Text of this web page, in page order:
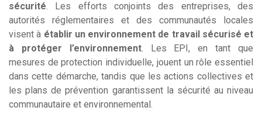
sécurité. Les efforts conjoints des entreprises, des
autorités réglementaires et des communautés locales
visent à établir un environnement de travail sécurisé et
à protéger l’environnement. Les EPI, en tant que
mesures de protection individuelle, jouent un rôle essentiel
dans cette démarche, tandis que les actions collectives et
les plans de prévention garantissent la sécurité au niveau
communautaire et environnemental.